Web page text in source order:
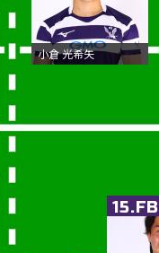
小倉 光希矢
15.FB